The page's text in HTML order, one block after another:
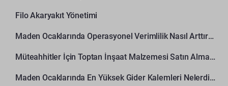
Filo Akaryakıt Yönetimi
Maden Ocaklarında Operasyonel Verimlilik Nasıl Arttırılır?
Müteahhitler İçin Toptan İnşaat Malzemesi Satın Alma Rehberi
Maden Ocaklarında En Yüksek Gider Kalemleri Nelerdir?